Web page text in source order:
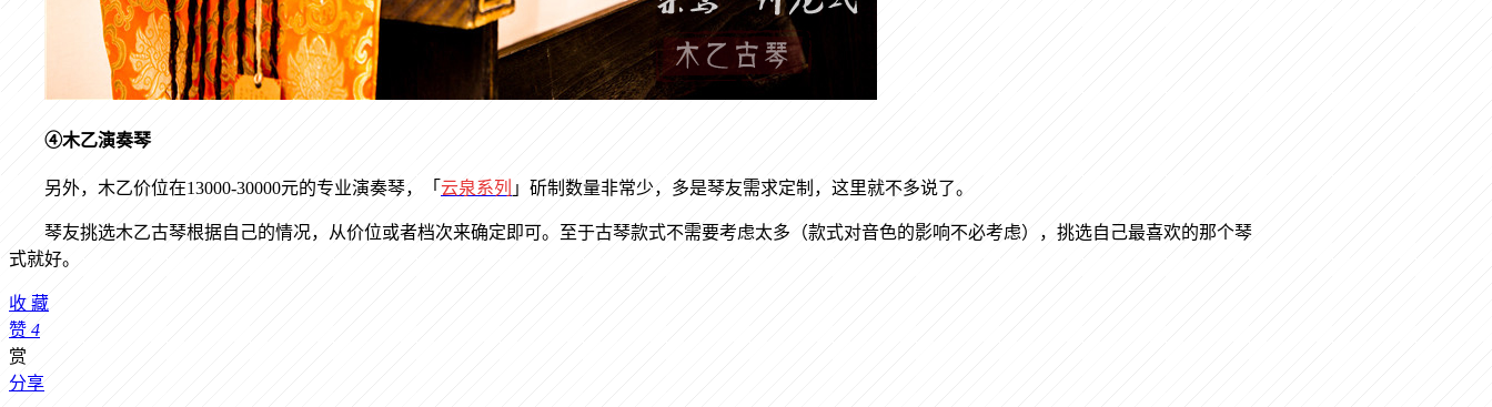
④木乙演奏琴
另外，木乙价位在13000-30000元的专业演奏琴， 「 云泉系列 」 斫制数量非常少，多是琴友需求定制，这里就不多说了。
琴友挑选木乙古琴根据自己的情况，从价位或者档次来确定即可。至于古琴款式不需要考虑太多（款式对音色的影响不必考虑），挑选自己最喜欢的那个琴
式就好。
收 藏
赞 4
赏
分享